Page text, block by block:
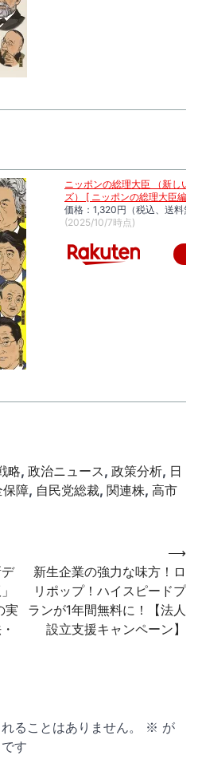
ニッポンの総理大臣 （新しい
ズ） [ ニッポンの総理大臣編集
価格：1,320円（税込、送料無
(2025/10/7時点)
略, 政治ニュース, 政策分析, 日
保障, 自民党総裁, 関連株, 高市
実
新生企業の強力な味方！ロ
リポップ！ハイスピードプ
ランが1年間無料に！【法人
設立支援キャンペーン】
⟶
ることはありません。 ※ が
す